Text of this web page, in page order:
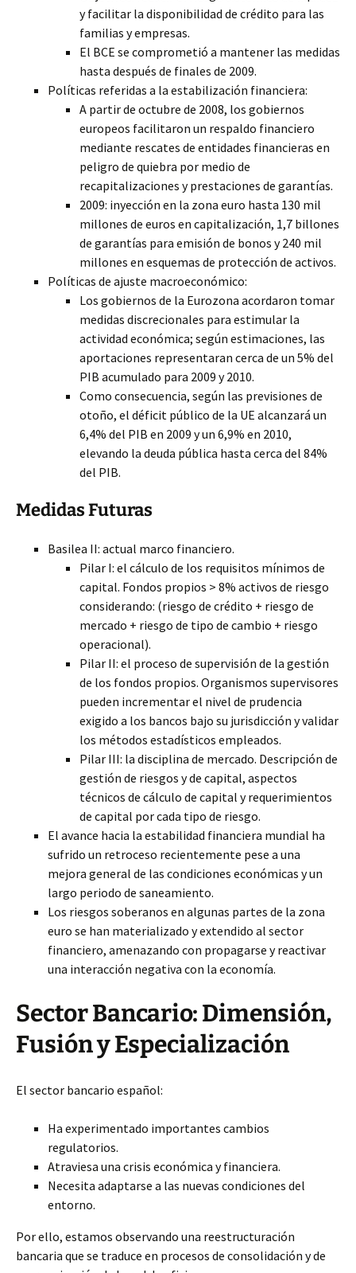
y facilitar la disponibilidad de crédito para las
familias y empresas.
El BCE se comprometió a mantener las medidas
hasta después de finales de 2009.
Políticas referidas a la estabilización financiera:
A partir de octubre de 2008, los gobiernos
europeos facilitaron un respaldo financiero
mediante rescates de entidades financieras en
peligro de quiebra por medio de
recapitalizaciones y prestaciones de garantías.
2009: inyección en la zona euro hasta 130 mil
millones de euros en capitalización, 1,7 billones
de garantías para emisión de bonos y 240 mil
millones en esquemas de protección de activos.
Políticas de ajuste macroeconómico:
Los gobiernos de la Eurozona acordaron tomar
medidas discrecionales para estimular la
actividad económica; según estimaciones, las
aportaciones representaran cerca de un 5% del
PIB acumulado para 2009 y 2010.
Como consecuencia, según las previsiones de
otoño, el déficit público de la UE alcanzará un
6,4% del PIB en 2009 y un 6,9% en 2010,
elevando la deuda pública hasta cerca del 84%
del PIB.
Medidas Futuras
Basilea II: actual marco financiero.
Pilar I: el cálculo de los requisitos mínimos de
capital. Fondos propios > 8% activos de riesgo
considerando: (riesgo de crédito + riesgo de
mercado + riesgo de tipo de cambio + riesgo
operacional).
Pilar II: el proceso de supervisión de la gestión
de los fondos propios. Organismos supervisores
pueden incrementar el nivel de prudencia
exigido a los bancos bajo su jurisdicción y validar
los métodos estadísticos empleados.
Pilar III: la disciplina de mercado. Descripción de
gestión de riesgos y de capital, aspectos
técnicos de cálculo de capital y requerimientos
de capital por cada tipo de riesgo.
El avance hacia la estabilidad financiera mundial ha
sufrido un retroceso recientemente pese a una
mejora general de las condiciones económicas y un
largo periodo de saneamiento.
Los riesgos soberanos en algunas partes de la zona
euro se han materializado y extendido al sector
financiero, amenazando con propagarse y reactivar
una interacción negativa con la economía.
Sector Bancario: Dimensión,
Fusión y Especialización
El sector bancario español:
Ha experimentado importantes cambios
regulatorios.
Atraviesa una crisis económica y financiera.
Necesita adaptarse a las nuevas condiciones del
entorno.
Por ello, estamos observando una reestructuración
bancaria que se traduce en procesos de consolidación y de